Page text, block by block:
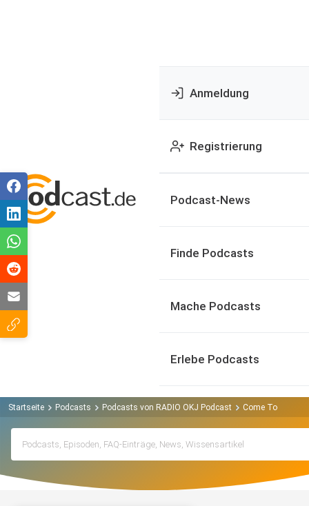
Anmeldung
Registrierung
Podcast-News
Finde Podcasts
Mache Podcasts
Erlebe Podcasts
Startseite Podcasts Podcasts von RADIO OKJ Podcast Come Together: